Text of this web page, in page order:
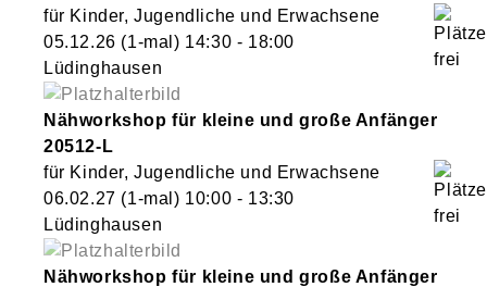
für Kinder, Jugendliche und Erwachsene
05.12.26 (1-mal) 14:30 - 18:00
Lüdinghausen
Nähworkshop für kleine und große Anfänger
20512-L
für Kinder, Jugendliche und Erwachsene
06.02.27 (1-mal) 10:00 - 13:30
Lüdinghausen
Nähworkshop für kleine und große Anfänger